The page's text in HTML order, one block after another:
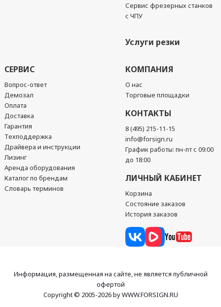
Сервис фрезерных станков
с ЧПУ
Услуги резки
СЕРВИС
Вопрос-ответ
Демозал
Оплата
Доставка
Гарантия
Техподдержка
Драйвера и инструкции
Лизинг
Аренда оборудования
Каталог по брендам
Словарь терминов
КОМПАНИЯ
О нас
Торговые площадки
КОНТАКТЫ
8 (495) 215-11-15
info@forsign.ru
График работы: пн-пт с 09:00
до 18:00
ЛИЧНЫЙ КАБИНЕТ
Корзина
Состояние заказов
История заказов
Информация, размещенная на сайте, не является публичной
офертой
Copyright © 2005-2026 by WWW.FORSIGN.RU